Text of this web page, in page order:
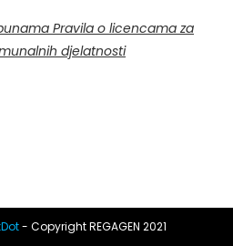
Pravila o licencama za
djelatnosti
- Copyright REGAGEN 2021